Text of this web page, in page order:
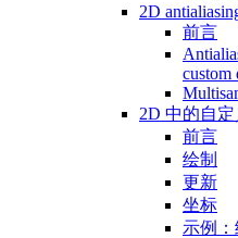
2D
前言
custom
2D 中的自定
前言
绘制
更新
坐标
示例